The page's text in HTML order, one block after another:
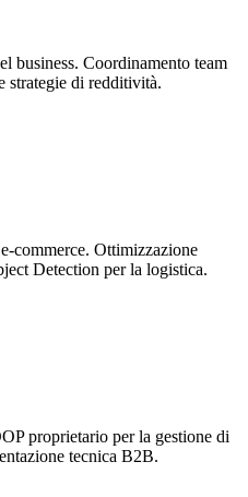
business. Coordinamento team
strategie di redditività.
commerce. Ottimizzazione
Detection per la logistica.
proprietario per la gestione di
tecnica B2B.